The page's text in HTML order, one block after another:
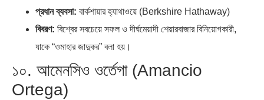
প্রধান ব্যবসা: বার্কশায়ার হ্যাথাওয়ে (Berkshire Hathaway)
বিবরণ: বিশ্বের সবচেয়ে সফল ও দীর্ঘমেয়াদী শেয়ারবাজার বিনিয়োগকারী,
যাকে “ওমাহার জাদুকর” বলা হয়।
১০. আমেনসিও ওর্তেগা (Amancio
Ortega)